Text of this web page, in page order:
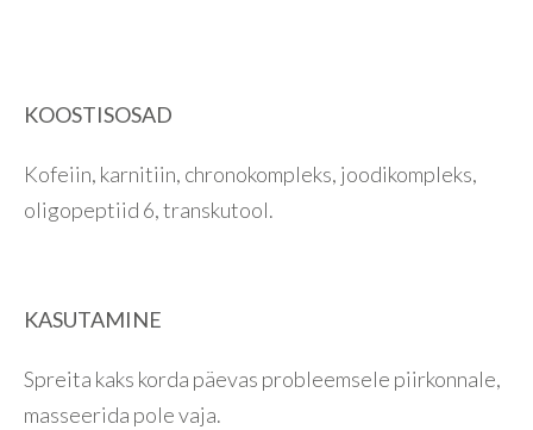
KOOSTISOSAD
Kofeiin, karnitiin, chronokompleks, joodikompleks,
oligopeptiid 6, transkutool.
KASUTAMINE
Spreita kaks korda päevas probleemsele piirkonnale,
masseerida pole vaja.